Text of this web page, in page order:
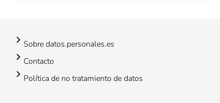
Sobre datos.personales.es
Contacto
Política de no tratamiento de datos